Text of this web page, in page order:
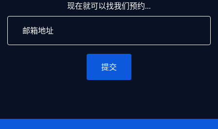
现在就可以找我们预约...
提交